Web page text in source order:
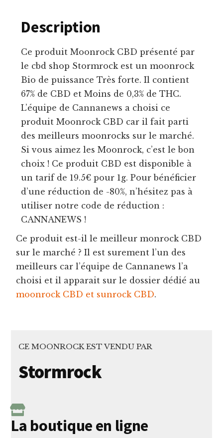
Description
Ce produit Moonrock CBD présenté par
le cbd shop Stormrock est un moonrock
Bio de puissance Très forte. Il contient
67% de CBD et Moins de 0,3% de THC.
L’équipe de Cannanews a choisi ce
produit Moonrock CBD car il fait parti
des meilleurs moonrocks sur le marché.
Si vous aimez les Moonrock, c’est le bon
choix ! Ce produit CBD est disponible à
un tarif de 19.5€ pour 1g. Pour bénéficier
d’une réduction de -80%, n’hésitez pas à
utiliser notre code de réduction :
CANNANEWS !
Ce produit est-il le meilleur monrock CBD
sur le marché ? Il est surement l’un des
meilleurs car l’équipe de Cannanews l’a
choisi et il apparait sur le dossier dédié au
moonrock CBD et sunrock CBD.
CE MOONROCK EST VENDU PAR
Stormrock
La boutique en ligne